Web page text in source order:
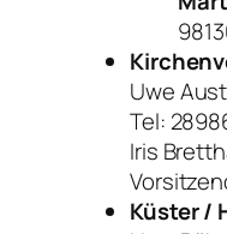
Uwe
Tel:
Iris
Küster /